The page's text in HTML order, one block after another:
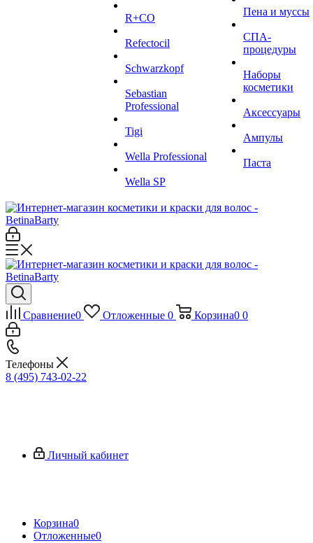
R+CO
Refectocil
Schwarzkopf
Sebastian
Professional
Tigi
Wella Professional
Wella SP
Пена и муссы
СПА-
процедуры
Наборы
косметики
Аксессуары
Ампулы
Паста
Сравнение0 Отложенные 0 Корзина0 0
Телефоны
8 (495) 743-02-22
Личный кабинет
Корзина0
Отложенные0